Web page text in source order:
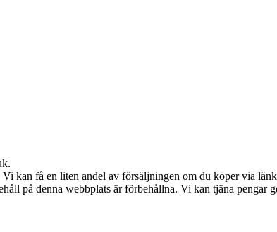
kan få en liten andel av försäljningen om du köper via
på denna webbplats är förbehållna. Vi kan tjäna pengar